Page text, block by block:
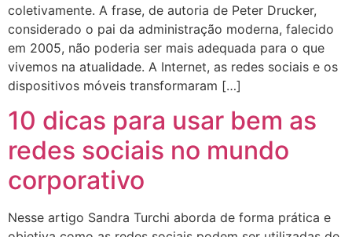
coletivamente. A frase, de autoria de Peter Drucker,
considerado o pai da administração moderna, falecido
em 2005, não poderia ser mais adequada para o que
vivemos na atualidade. A Internet, as redes sociais e os
dispositivos móveis transformaram […]
10 dicas para usar bem as
redes sociais no mundo
corporativo
Nesse artigo Sandra Turchi aborda de forma prática e